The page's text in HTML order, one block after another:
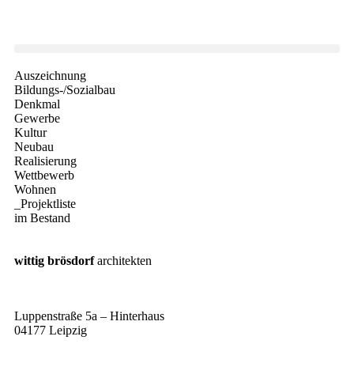
Auszeichnung
Bildungs-/Sozialbau
Denkmal
Gewerbe
Kultur
Neubau
Realisierung
Wettbewerb
Wohnen
_Projektliste
im Bestand
wittig brösdorfarchitekten
Luppenstraße 5a – Hinterhaus
04177 Leipzig